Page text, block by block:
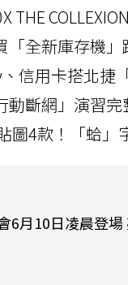
THE
「全新庫存機
、信用卡搭北捷
動斷網」演習
圖4款！「蛤
6月10日凌晨登